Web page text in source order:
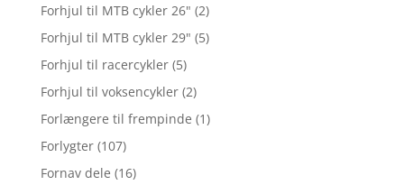
Forhjul til MTB cykler 26" (2)
Forhjul til MTB cykler 29" (5)
Forhjul til racercykler (5)
Forhjul til voksencykler (2)
Forlængere til frempinde (1)
Forlygter (107)
Fornav dele (16)